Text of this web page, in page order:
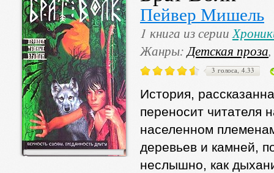
Пейвер Мишель
1 книга из серии
Жанры:Детская проза,
3 голоса, 4.33
История,
переносит читателя
населенном
деревьев и камней,
неслышно, как